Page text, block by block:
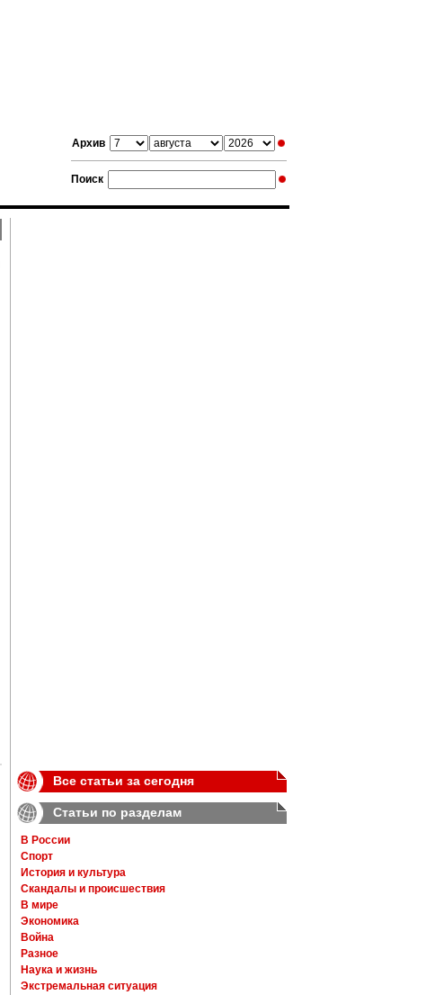
Архив
Поиск
Все статьи за сегодня
Статьи по разделам
В России
Спорт
История и культура
Скандалы и происшествия
В мире
Экономика
Война
Разное
Наука и жизнь
Экстремальная ситуация